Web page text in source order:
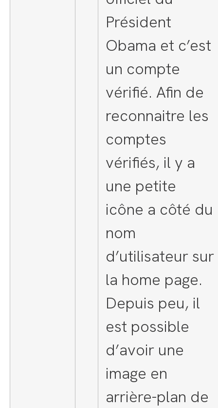
Président
Obama et c’est
un compte
vérifié. Afin de
reconnaitre les
comptes
vérifiés, il y a
une petite
icône a côté du
nom
d’utilisateur sur
la home page.
Depuis peu, il
est possible
d’avoir une
image en
arrière-plan de